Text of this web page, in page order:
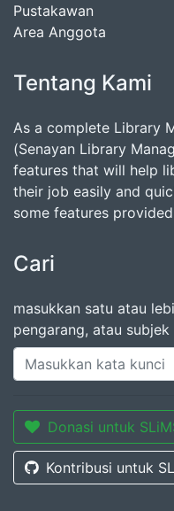
Pustakawan
Area Anggota
Tentang Kami
As a complete Library
(Senayan Library
features that will help
their job easily and
some features
Cari
masukkan satu atau
pengarang, atau subjek
Donasi untuk
Kontribusi untuk